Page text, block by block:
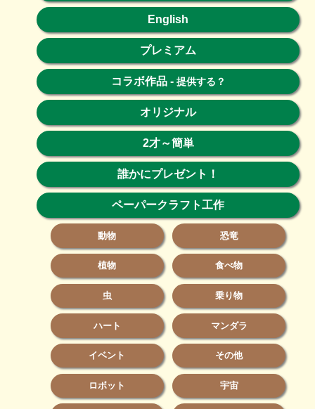
English
プレミアム
コラボ作品- 提供する？
オリジナル
2才～簡単
誰かにプレゼント！
ペーパークラフト工作
動物 恐竜
植物 食べ物
虫 乗り物
ハート マンダラ
イベント その他
ロボット 宇宙